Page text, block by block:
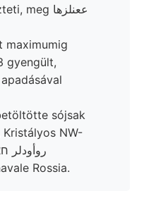
maximumig
gyengült,
sójsak
NW-
Rossia.